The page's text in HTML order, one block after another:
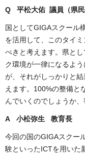
Q 平松大佑 議員（県民
国としてGIGAスクール
を活用して、このタイ
べきと考えます。県と
ク環境が一律になるよ
が、それがしっかりと
えます。100%の整備と
んでいくのでしょうか、
A 小松弥生 教育長
今回の国のGIGAスクー
験といったICTを用いた